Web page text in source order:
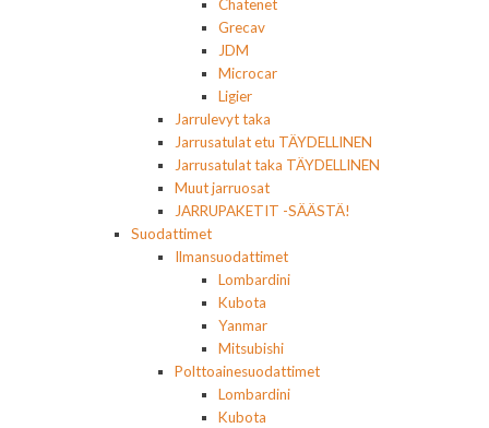
Chatenet
Grecav
JDM
Microcar
Ligier
Jarrulevyt taka
Jarrusatulat etu TÄYDELLINEN
Jarrusatulat taka TÄYDELLINEN
Muut jarruosat
JARRUPAKETIT -SÄÄSTÄ!
Suodattimet
Ilmansuodattimet
Lombardini
Kubota
Yanmar
Mitsubishi
Polttoainesuodattimet
Lombardini
Kubota